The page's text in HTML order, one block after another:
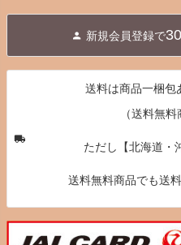
新規会員登録で
送料は商品一梱包
（送料無料
ただし【北海道・
送料無料商品でも送